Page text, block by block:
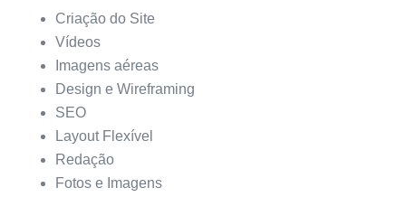
Criação do Site
Vídeos
Imagens aéreas
Design e Wireframing
SEO
Layout Flexível
Redação
Fotos e Imagens